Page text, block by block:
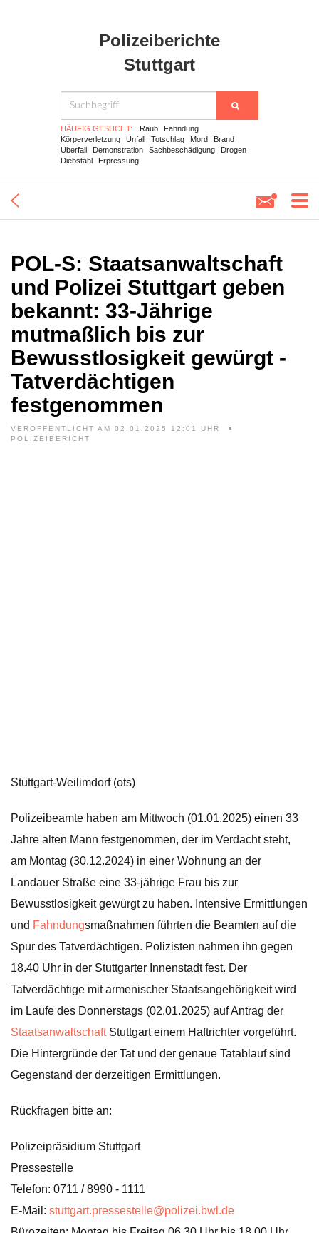
Polizeiberichte
Stuttgart
HÄUFIG GESUCHT: Raub
Fahndung
Körperverletzung
Unfall Totschlag Mord
Brand
Überfall
Demonstration Sachbeschädigung
Drogen
Diebstahl
Erpressung
POL-S: Staatsanwaltschaft
und Polizei Stuttgart geben
bekannt: 33-Jährige
mutmaßlich bis zur
Bewusstlosigkeit gewürgt -
Tatverdächtigen
festgenommen
VERÖFFENTLICHT AM 02.01.2025 12:01 UHR
POLIZEIBERICHT
Stuttgart-Weilimdorf (ots)
Polizeibeamte haben am Mittwoch (01.01.2025) einen 33
Jahre alten Mann festgenommen, der im Verdacht steht,
am Montag (30.12.2024) in einer Wohnung an der
Landauer Straße eine 33-jährige Frau bis zur
Bewusstlosigkeit gewürgt zu haben. Intensive Ermittlungen
und Fahndungsmaßnahmen führten die Beamten auf die
Spur des Tatverdächtigen. Polizisten nahmen ihn gegen
18.40 Uhr in der Stuttgarter Innenstadt fest. Der
Tatverdächtige mit armenischer Staatsangehörigkeit wird
im Laufe des Donnerstags (02.01.2025) auf Antrag der
StaatsanwaltschaftStuttgart einem Haftrichter vorgeführt.
Die Hintergründe der Tat und der genaue Tatablauf sind
Gegenstand der derzeitigen Ermittlungen.
Rückfragen bitte an:
Polizeipräsidium Stuttgart
Pressestelle
Telefon: 0711 / 8990 - 1111
E-Mail: stuttgart.pressestelle@polizei.bwl.de